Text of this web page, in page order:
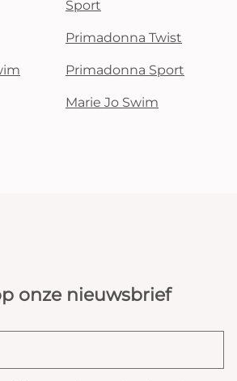
Sport
Primadonna Twist
Primadonna Sport
Marie Jo Swim
onze nieuwsbrief